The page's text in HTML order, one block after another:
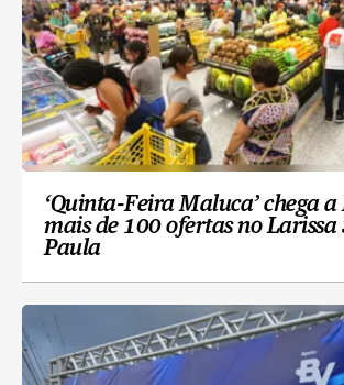
‘Quinta-Feira Maluca’ chega a
mais de 100 ofertas no Larissa
Paula